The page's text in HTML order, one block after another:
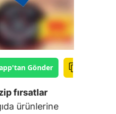
Gönder
fırsatlar
ürünlerine